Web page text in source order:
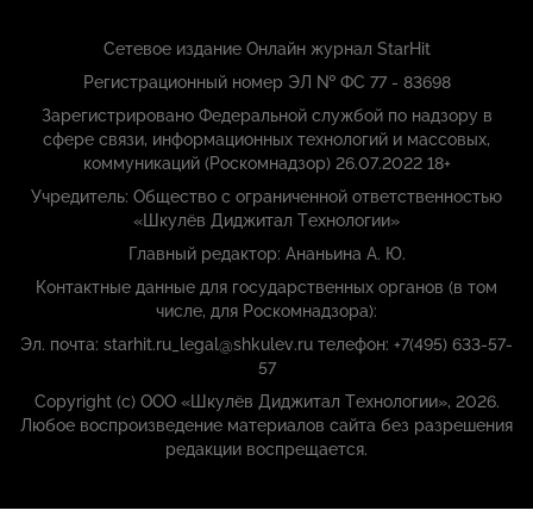
Сетевое издание Онлайн журнал StarHit
Регистрационный номер ЭЛ № ФС 77 - 83698
Зарегистрировано Федеральной службой по надзору в
сфере связи, информационных технологий и массовых,
коммуникаций (Роскомнадзор) 26.07.2022 18+
Учредитель: Общество с ограниченной ответственностью
«Шкулёв Диджитал Технологии»
Главный редактор: Ананьина А. Ю.
Контактные данные для государственных органов (в том
числе, для Роскомнадзора):
Эл. почта: starhit.ru_legal@shkulev.ru телефон: +7(495) 633-57-
57
Copyright (с) ООО «Шкулёв Диджитал Технологии», 2026.
Любое воспроизведение материалов сайта без разрешения
редакции воспрещается.